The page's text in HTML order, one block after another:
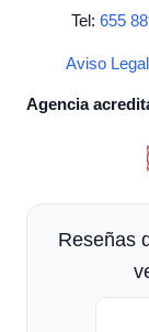
Tel: 655
Aviso Legal
Agencia
Reseñas